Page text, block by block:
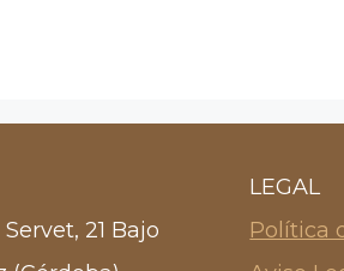
21 Bajo
LEGAL
Política